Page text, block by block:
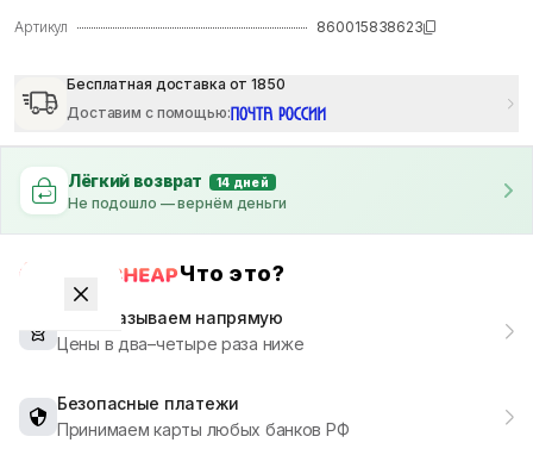
Артикул 860015838623
Бесплатная доставка от 1850
Доставим с помощью:
Лёгкий возврат 14 дней
Не подошло — вернём деньги
Что это?
Мы заказываем напрямую
Цены в два–четыре раза ниже
Безопасные платежи
Принимаем карты любых банков РФ